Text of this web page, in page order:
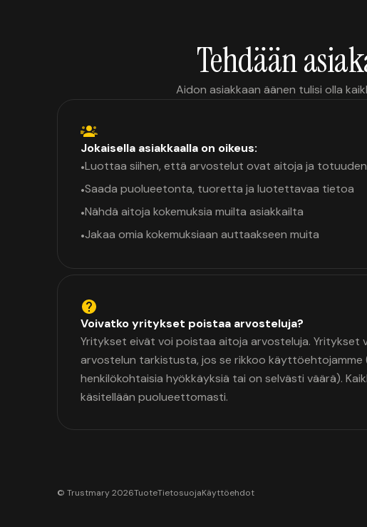
Tehdään
Aidon asiakkaan äänen tulisi olla
Jokaisella asiakkaalla on oikeus:
•Luottaa siihen, että arvostelut ovat aitoja ja
•Saada puolueetonta, tuoretta ja luotettavaa tietoa
•Nähdä aitoja kokemuksia muilta asiakkailta
•Jakaa omia kokemuksiaan auttaakseen muita
Voivatko yritykset poistaa arvosteluja?
Yritykset eivät voi poistaa aitoja arvosteluja. Yritykset
arvostelun tarkistusta, jos se rikkoo käyttöehtojamme
henkilökohtaisia hyökkäyksiä tai on selvästi väärä).
käsitellään puolueettomasti.
© Trustmary 2026TuoteTietosuojaKäyttöehdot